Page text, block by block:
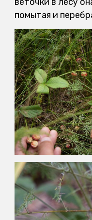
веточки в лесу
помытая и